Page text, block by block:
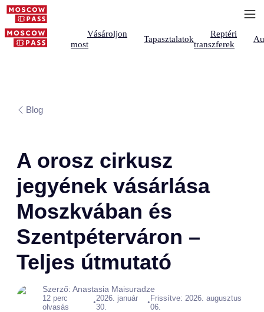
Vásároljon
most
Tapasztalatok
Reptéri
transzferek
Blog
A orosz cirkusz
jegyének vásárlása
Moszkvában és
Szentpéterváron –
Teljes útmutató
Szerző: Anastasia Maisuradze
12 perc
olvasás
•2026. január
30.
• Frissítve: 2026. augusztus
06.